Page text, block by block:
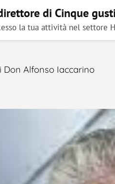
di Cinque gusti
la tua attività nel settore
Don Alfonso Iaccarino